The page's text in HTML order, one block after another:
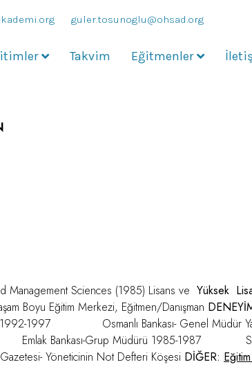
guler.tosunoglu@ohsad.org
Takvim Eğitmenler
Management Sciences (1985) Lisans ve Yüksek
Boyu Eğitim Merkezi, Eğitmen/Danışman
1992-1997 Osmanlı Bankası- Genel Müdür
Bankası-Grup Müdürü 1985-1987
Yöneticinin Not Defteri Köşesi DİĞER: